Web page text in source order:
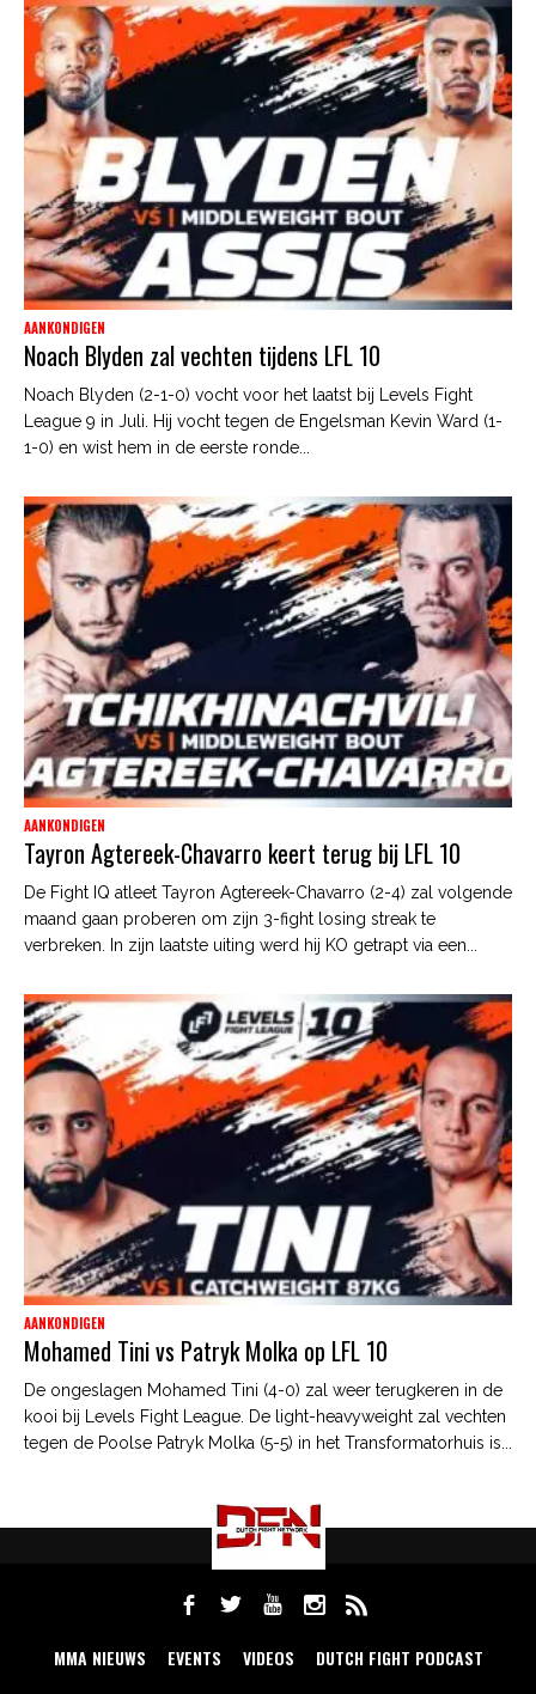
AANKONDIGEN
Noach Blyden zal vechten tijdens LFL 10
Noach Blyden (2-1-0) vocht voor het laatst bij Levels Fight
League 9 in Juli. Hij vocht tegen de Engelsman Kevin Ward (1-
1-0) en wist hem in de eerste ronde...
AANKONDIGEN
Tayron Agtereek-Chavarro keert terug bij LFL 10
De Fight IQ atleet Tayron Agtereek-Chavarro (2-4) zal volgende
maand gaan proberen om zijn 3-fight losing streak te
verbreken. In zijn laatste uiting werd hij KO getrapt via een...
AANKONDIGEN
Mohamed Tini vs Patryk Molka op LFL 10
De ongeslagen Mohamed Tini (4-0) zal weer terugkeren in de
kooi bij Levels Fight League. De light-heavyweight zal vechten
tegen de Poolse Patryk Molka (5-5) in het Transformatorhuis is...
MMA NIEUWS EVENTS VIDEOS
DUTCH FIGHT PODCAST